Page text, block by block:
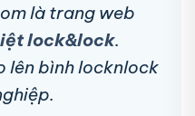
là trang web
lock&lock.
lên bình locknlock